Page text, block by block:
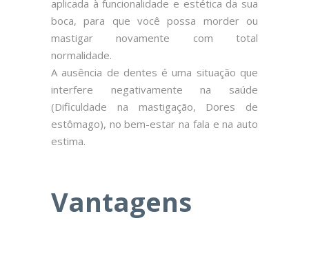
aplicada à funcionalidade e estética da sua
boca, para que você possa morder ou
mastigar novamente com total
normalidade.
A ausência de dentes é uma situação que
interfere negativamente na saúde
(Dificuldade na mastigação, Dores de
estômago), no bem-estar na fala e na auto
estima.
Vantagens